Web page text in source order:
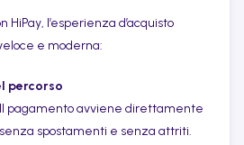
HiPay, l’esperienza d’acquisto
e moderna:
percorso
Il pagamento avviene direttamente
spostamenti e senza attriti.